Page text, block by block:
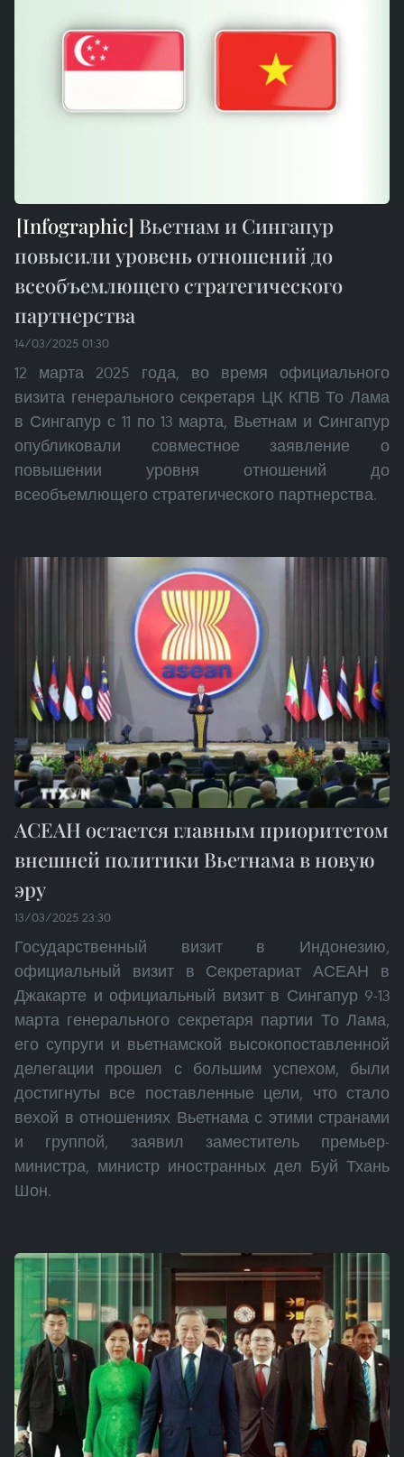
Вьетнам и Сингапур
повысили уровень отношений до
всеобъемлющего стратегического
партнерства
14/03/2025 01:30
12 марта 2025 года, во время официального
визита генерального секретаря ЦК КПВ То Лама
в Сингапур с 11 по 13 марта, Вьетнам и Сингапур
опубликовали совместное заявление о
повышении уровня отношений до
всеобъемлющего стратегического партнерства.
АСЕАН остается главным приоритетом
внешней политики Вьетнама в новую
эру
13/03/2025 23:30
Государственный визит в Индонезию,
официальный визит в Секретариат АСЕАН в
Джакарте и официальный визит в Сингапур 9-13
марта генерального секретаря партии То Лама,
его супруги и вьетнамской высокопоставленной
делегации прошел с большим успехом, были
достигнуты все поставленные цели, что стало
вехой в отношениях Вьетнама с этими странами
и группой, заявил заместитель премьер-
министра, министр иностранных дел Буй Тхань
Шон.